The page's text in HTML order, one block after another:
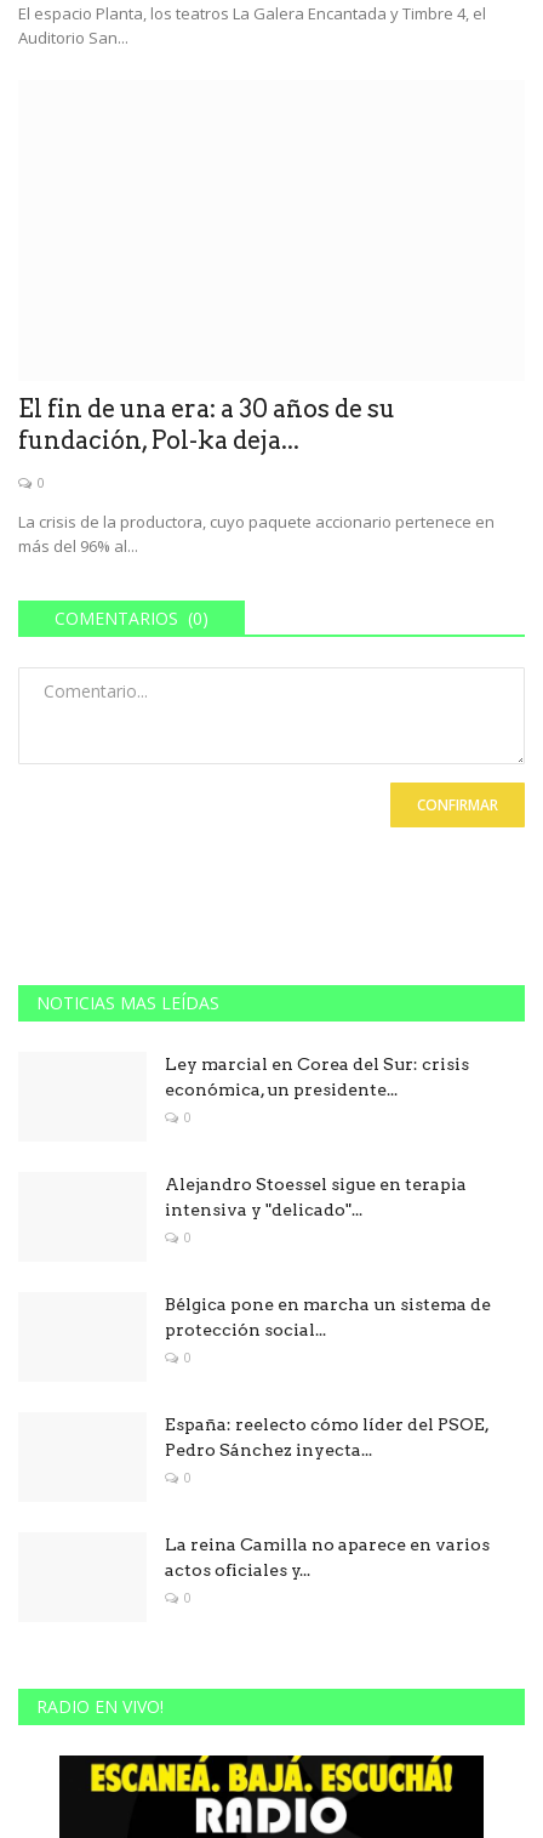
El espacio Planta, los teatros La Galera Encantada y Timbre 4, el
Auditorio San...
El fin de una era: a 30 años de su
fundación, Pol-ka deja...
0
La crisis de la productora, cuyo paquete accionario pertenece en
más del 96% al...
COMENTARIOS (0)
CONFIRMAR
NOTICIAS MAS LEÍDAS
Ley marcial en Corea del Sur: crisis
económica, un presidente...
0
Alejandro Stoessel sigue en terapia
intensiva y "delicado"...
0
Bélgica pone en marcha un sistema de
protección social...
0
España: reelecto cómo líder del PSOE,
Pedro Sánchez inyecta...
0
La reina Camilla no aparece en varios
actos oficiales y...
0
RADIO EN VIVO!